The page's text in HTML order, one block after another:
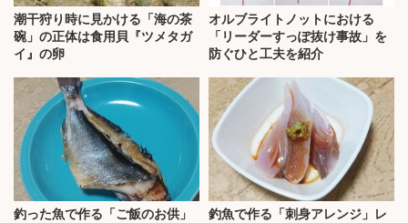
潮干狩り時に見かける「海の茶
碗」の正体は食用貝『ツメタガ
イ』の卵
オルブライトノットにおける
「リーダーすっぽ抜け事故」を
防ぐひと工夫を紹介
釣った魚で作る「ご飯のお供」
釣魚で作る「刺身アレンジ」レ